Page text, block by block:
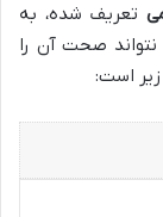
تعریف شده، به
صحت آن را
است: